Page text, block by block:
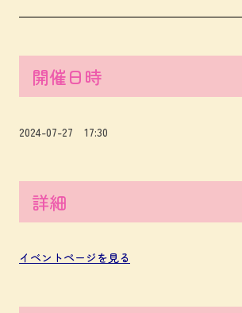
開催日時
2024-07-27 17:30
詳細
イベントページを見る